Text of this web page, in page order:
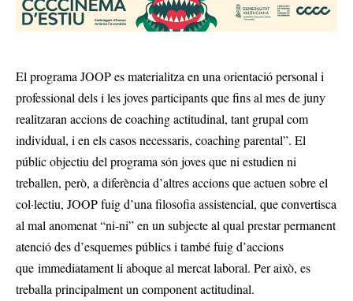
El programa JOOP es materialitza en una orientació personal i
professional dels i les joves participants que fins al mes de juny
realitzaran accions de coaching actitudinal, tant grupal com
individual, i en els casos necessaris, coaching parental”. El
públic objectiu del programa són joves que ni estudien ni
treballen, però, a diferència d’altres accions que actuen sobre el
col·lectiu, JOOP fuig d’una filosofia assistencial, que convertisca
al mal anomenat “ni-ni” en un subjecte al qual prestar permanent
atenció des d’esquemes públics i també fuig d’accions
que immediatament li aboque al mercat laboral. Per això, es
treballa principalment un component actitudinal.